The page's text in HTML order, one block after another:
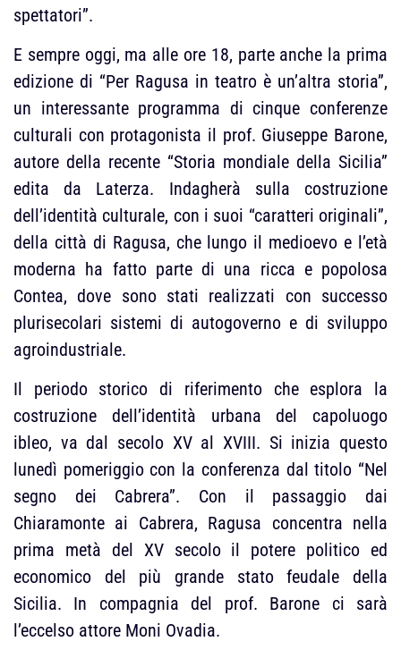
spettatori”.
E sempre oggi, ma alle ore 18, parte anche la prima
edizione di “Per Ragusa in teatro è un’altra storia”,
un interessante programma di cinque conferenze
culturali con protagonista il prof. Giuseppe Barone,
autore della recente “Storia mondiale della Sicilia”
edita da Laterza. Indagherà sulla costruzione
dell’identità culturale, con i suoi “caratteri originali”,
della città di Ragusa, che lungo il medioevo e l’età
moderna ha fatto parte di una ricca e popolosa
Contea, dove sono stati realizzati con successo
plurisecolari sistemi di autogoverno e di sviluppo
agroindustriale.
Il periodo storico di riferimento che esplora la
costruzione dell’identità urbana del capoluogo
ibleo, va dal secolo XV al XVIII. Si inizia questo
lunedì pomeriggio con la conferenza dal titolo “Nel
segno dei Cabrera”. Con il passaggio dai
Chiaramonte ai Cabrera, Ragusa concentra nella
prima metà del XV secolo il potere politico ed
economico del più grande stato feudale della
Sicilia. In compagnia del prof. Barone ci sarà
l’eccelso attore Moni Ovadia.